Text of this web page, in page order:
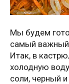
Мы будем
самый
Итак, в
холодную
соли, черный